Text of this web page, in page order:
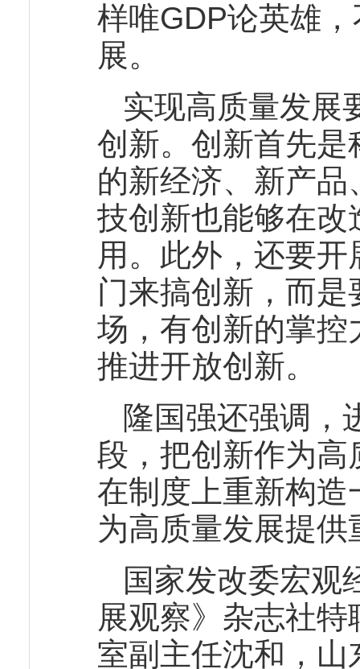
样唯GDP论英雄
展。
实现高质量发展
创新。创新首先
的新经济、新产
技创新也能够在
用。此外，还要
门来搞创新，而
场，有创新的掌
推进开放创新。
隆国强还强调，
段，把创新作为
在制度上重新构
为高质量发展提供
国家发改委宏观
展观察》杂志社
室副主任沈和，